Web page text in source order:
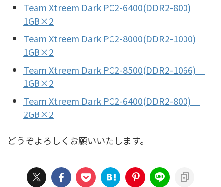
Team Xtreem Dark PC2-6400(DDR2-800)
1GB×2
Team Xtreem Dark PC2-8000(DDR2-1000)
1GB×2
Team Xtreem Dark PC2-8500(DDR2-1066)
1GB×2
Team Xtreem Dark PC2-6400(DDR2-800)
2GB×2
どうぞよろしくお願いいたします。